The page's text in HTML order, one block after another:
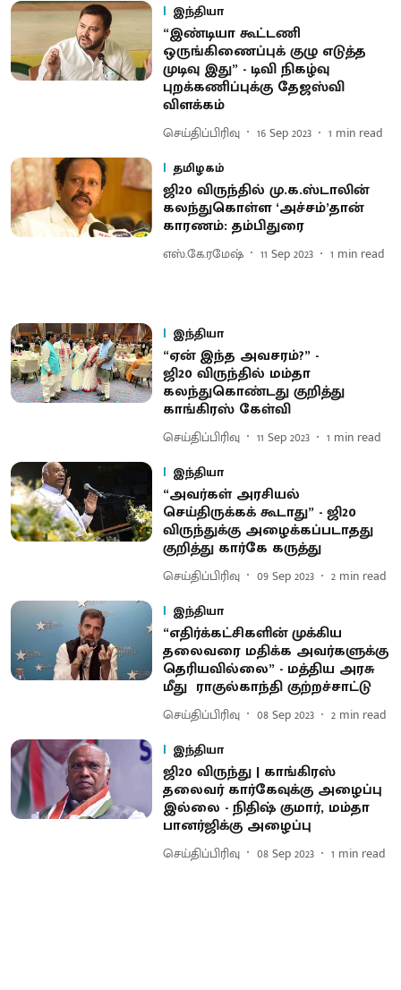
இந்தியா
“இண்டியா கூட்டணி
ஒருங்கிணைப்புக் குழு எடுத்த
முடிவு இது” - டிவி நிகழ்வு
புறக்கணிப்புக்கு தேஜஸ்வி
விளக்கம்
செய்திப்பிரிவு 16 Sep 2023 1 min read
தமிழகம்
ஜி20 விருந்தில் மு.க.ஸ்டாலின்
கலந்துகொள்ள ‘அச்சம்’தான்
காரணம்: தம்பிதுரை
எஸ்.கே.ரமேஷ் 11 Sep 2023 1 min read
இந்தியா
“ஏன் இந்த அவசரம்?” -
ஜி20 விருந்தில் மம்தா
கலந்துகொண்டது குறித்து
காங்கிரஸ் கேள்வி
செய்திப்பிரிவு 11 Sep 2023 1 min read
இந்தியா
“அவர்கள் அரசியல்
செய்திருக்கக் கூடாது” - ஜி20
விருந்துக்கு அழைக்கப்படாதது
குறித்து கார்கே கருத்து
செய்திப்பிரிவு 09 Sep 2023 2 min read
இந்தியா
“எதிர்க்கட்சிகளின் முக்கிய
தலைவரை மதிக்க அவர்களுக்கு
தெரியவில்லை” - மத்திய அரசு
மீது ராகுல்காந்தி குற்றச்சாட்டு
செய்திப்பிரிவு 08 Sep 2023 2 min read
இந்தியா
ஜி20 விருந்து | காங்கிரஸ்
தலைவர் கார்கேவுக்கு அழைப்பு
இல்லை - நிதிஷ் குமார், மம்தா
பானர்ஜிக்கு அழைப்பு
செய்திப்பிரிவு 08 Sep 2023 1 min read